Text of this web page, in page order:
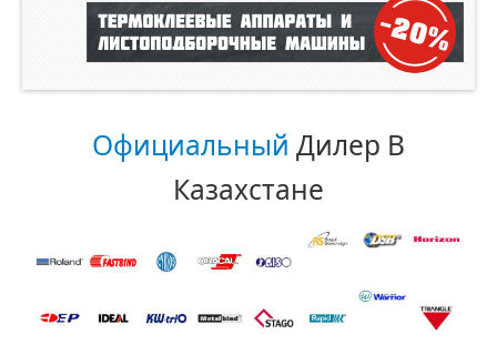
Официальный Дилер В
Казахстане